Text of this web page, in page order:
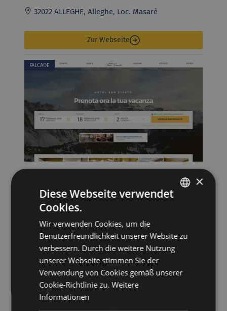
32022 ALLEGHE, Alleghe, Loc. Masarè
Zur Webseite
FALCADE
32020 FALCADE, Via Fioita 2
Zur Webseite
AGORDO
×
Diese Webseite verwendet
Cookies.
Wir verwenden Cookies, um die
Benutzerfreundlichkeit unserer Website zu
verbessern. Durch die weitere Nutzung
unserer Webseite stimmen Sie der
Verwendung von Cookies gemäß unserer
Cookie-Richtlinie zu. Weitere
Informationen